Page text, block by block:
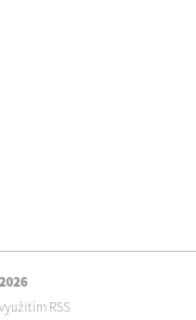
RSS